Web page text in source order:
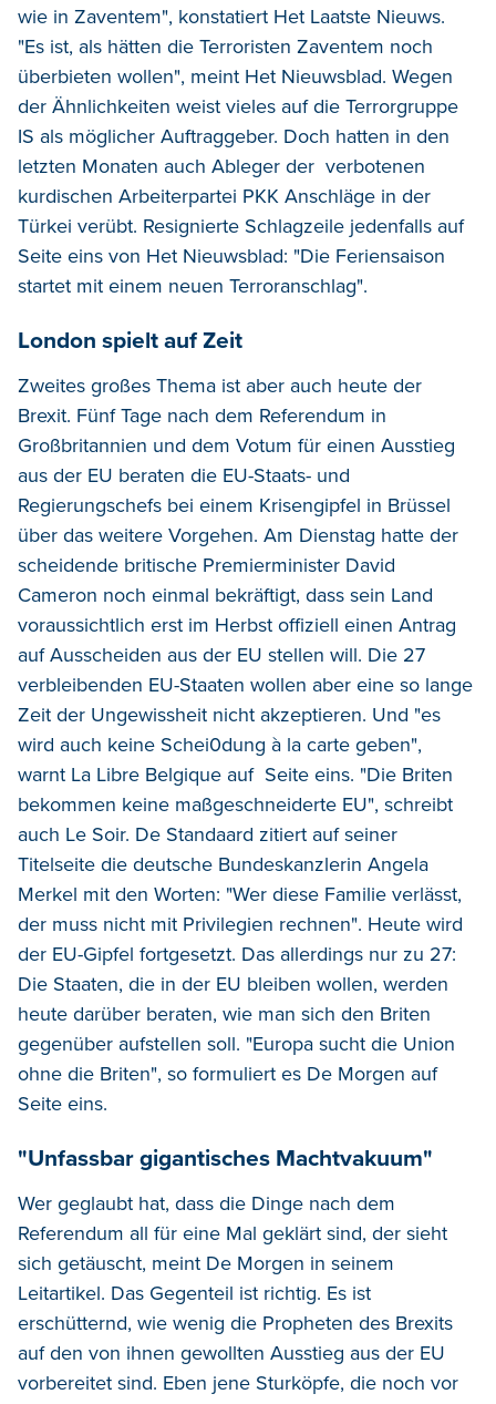
wie in Zaventem", konstatiert Het Laatste Nieuws.
"Es ist, als hätten die Terroristen Zaventem noch
überbieten wollen", meint Het Nieuwsblad. Wegen
der Ähnlichkeiten weist vieles auf die Terrorgruppe
IS als möglicher Auftraggeber. Doch hatten in den
letzten Monaten auch Ableger der verbotenen
kurdischen Arbeiterpartei PKK Anschläge in der
Türkei verübt. Resignierte Schlagzeile jedenfalls auf
Seite eins von Het Nieuwsblad: "Die Feriensaison
startet mit einem neuen Terroranschlag".
London spielt auf Zeit
Zweites großes Thema ist aber auch heute der
Brexit. Fünf Tage nach dem Referendum in
Großbritannien und dem Votum für einen Ausstieg
aus der EU beraten die EU-Staats- und
Regierungschefs bei einem Krisengipfel in Brüssel
über das weitere Vorgehen. Am Dienstag hatte der
scheidende britische Premierminister David
Cameron noch einmal bekräftigt, dass sein Land
voraussichtlich erst im Herbst offiziell einen Antrag
auf Ausscheiden aus der EU stellen will. Die 27
verbleibenden EU-Staaten wollen aber eine so lange
Zeit der Ungewissheit nicht akzeptieren. Und "es
wird auch keine Schei0dung à la carte geben",
warnt La Libre Belgique auf Seite eins. "Die Briten
bekommen keine maßgeschneiderte EU", schreibt
auch Le Soir. De Standaard zitiert auf seiner
Titelseite die deutsche Bundeskanzlerin Angela
Merkel mit den Worten: "Wer diese Familie verlässt,
der muss nicht mit Privilegien rechnen". Heute wird
der EU-Gipfel fortgesetzt. Das allerdings nur zu 27:
Die Staaten, die in der EU bleiben wollen, werden
heute darüber beraten, wie man sich den Briten
gegenüber aufstellen soll. "Europa sucht die Union
ohne die Briten", so formuliert es De Morgen auf
Seite eins.
"Unfassbar gigantisches Machtvakuum"
Wer geglaubt hat, dass die Dinge nach dem
Referendum all für eine Mal geklärt sind, der sieht
sich getäuscht, meint De Morgen in seinem
Leitartikel. Das Gegenteil ist richtig. Es ist
erschütternd, wie wenig die Propheten des Brexits
auf den von ihnen gewollten Ausstieg aus der EU
vorbereitet sind. Eben jene Sturköpfe, die noch vor